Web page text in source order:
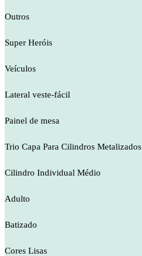
Outros
Super Heróis
Veículos
Lateral veste-fácil
Painel de mesa
Trio Capa Para Cilindros Metalizados
Cilindro Individual Médio
Adulto
Batizado
Cores Lisas